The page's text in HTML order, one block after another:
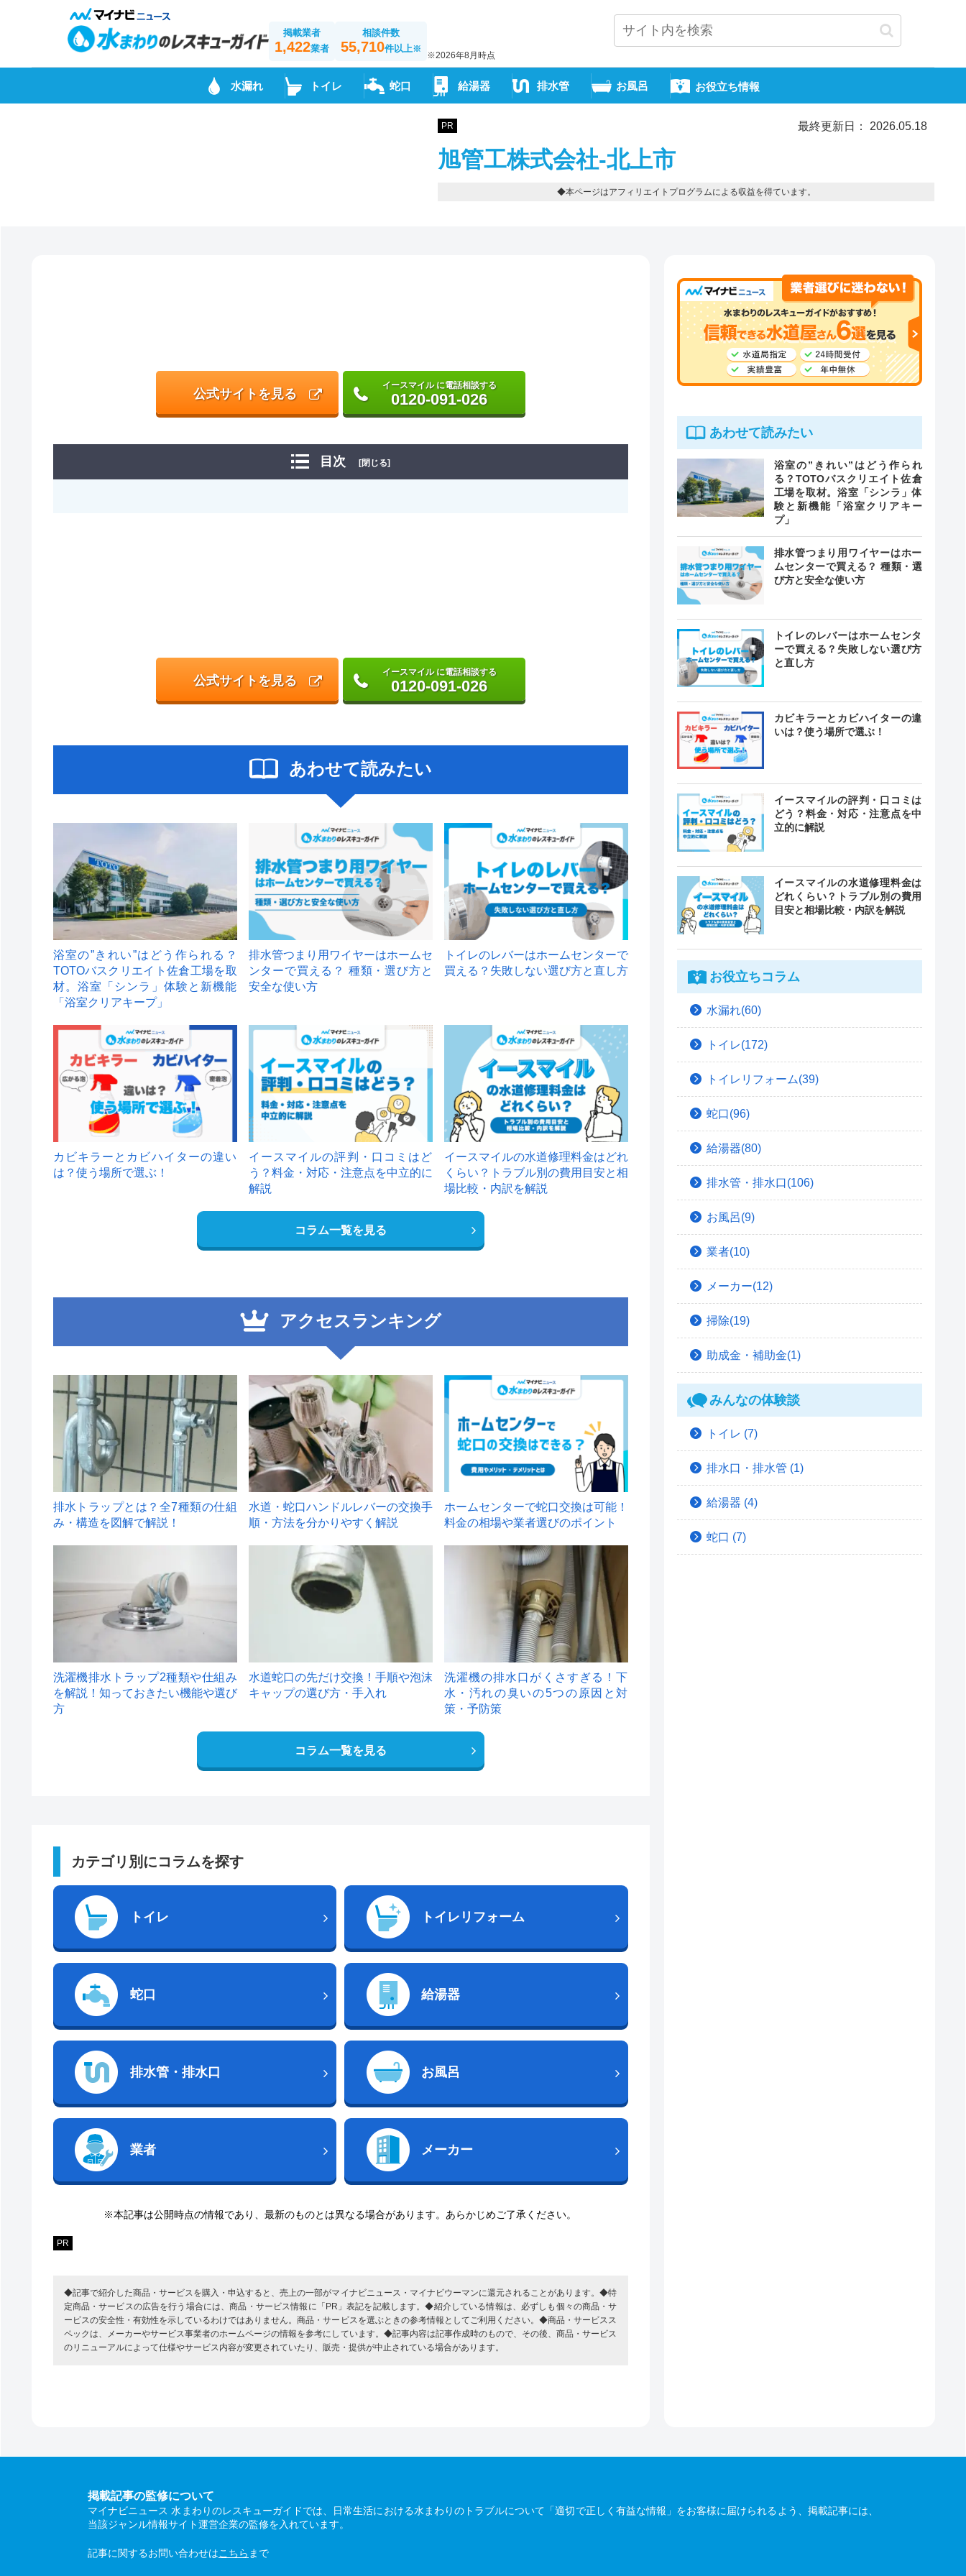
掲載業者
1,422業者
相談件数
55,710件以上※
※2026年8月時点
水漏れ トイレ 蛇口 給湯器 排水管 お風呂 お役立ち情報
PR 最終更新日： 2026.05.18
旭管工株式会社-北上市
◆本ページはアフィリエイトプログラムによる収益を得ています。
公式サイトを見る
イースマイル に電話相談する
0120-091-026
目次 [閉じる]
公式サイトを見る
イースマイル に電話相談する
0120-091-026
あわせて読みたい
浴室の”きれい”はどう作られる？
TOTOバスクリエイト佐倉工場を取
材。浴室「シンラ」体験と新機能
「浴室クリアキープ」
排水管つまり用ワイヤーはホームセ
ンターで買える？ 種類・選び方と
安全な使い方
トイレのレバーはホームセンターで
買える？失敗しない選び方と直し方
カビキラーとカビハイターの違い
は？使う場所で選ぶ！
イースマイルの評判・口コミはど
う？料金・対応・注意点を中立的に
解説
イースマイルの水道修理料金はどれ
くらい？トラブル別の費用目安と相
場比較・内訳を解説
コラム一覧を見る
アクセスランキング
1
排水トラップとは？全7種類の仕組
み・構造を図解で解説！
2
水道・蛇口ハンドルレバーの交換手
順・方法を分かりやすく解説
ホームセンターで蛇口交換は可能！
料金の相場や業者選びのポイント
洗濯機排水トラップ2種類や仕組み
を解説！知っておきたい機能や選び
方
水道蛇口の先だけ交換！手順や泡沫
キャップの選び方・手入れ
洗濯機の排水口がくさすぎる！下
水・汚れの臭いの5つの原因と対
策・予防策
コラム一覧を見る
カテゴリ別にコラムを探す
トイレ トイレリフォーム
蛇口 給湯器
排水管・排水口 お風呂
業者 メーカー
※本記事は公開時点の情報であり、最新のものとは異なる場合があります。あらかじめご了承ください。
PR
◆記事で紹介した商品・サービスを購入・申込すると、売上の一部がマイナビニュース・マイナビウーマンに還元されることがあります。◆特
定商品・サービスの広告を行う場合には、商品・サービス情報に「PR」表記を記載します。◆紹介している情報は、必ずしも個々の商品・サ
ービスの安全性・有効性を示しているわけではありません。商品・サービスを選ぶときの参考情報としてご利用ください。◆商品・サービスス
ペックは、メーカーやサービス事業者のホームページの情報を参考にしています。◆記事内容は記事作成時のもので、その後、商品・サービス
のリニューアルによって仕様やサービス内容が変更されていたり、販売・提供が中止されている場合があります。
あわせて読みたい
浴室の”きれい”はどう作られ
る？TOTOバスクリエイト佐倉
工場を取材。浴室「シンラ」体
験と新機能「浴室クリアキー
プ」
排水管つまり用ワイヤーはホー
ムセンターで買える？ 種類・選
び方と安全な使い方
トイレのレバーはホームセンタ
ーで買える？失敗しない選び方
と直し方
カビキラーとカビハイターの違
いは？使う場所で選ぶ！
イースマイルの評判・口コミは
どう？料金・対応・注意点を中
立的に解説
イースマイルの水道修理料金は
どれくらい？トラブル別の費用
目安と相場比較・内訳を解説
お役立ちコラム
水漏れ(60)
トイレ(172)
トイレリフォーム(39)
蛇口(96)
給湯器(80)
排水管・排水口(106)
お風呂(9)
業者(10)
メーカー(12)
掃除(19)
助成金・補助金(1)
みんなの体験談
トイレ (7)
排水口・排水管 (1)
給湯器 (4)
蛇口 (7)
掲載記事の監修について
マイナビニュース 水まわりのレスキューガイドでは、日常生活における水まわりのトラブルについて「適切で正しく有益な情報」をお客様に届けられるよう、掲載記事には、
当該ジャンル情報サイト運営企業の監修を入れています。
記事に関するお問い合わせはこちら まで